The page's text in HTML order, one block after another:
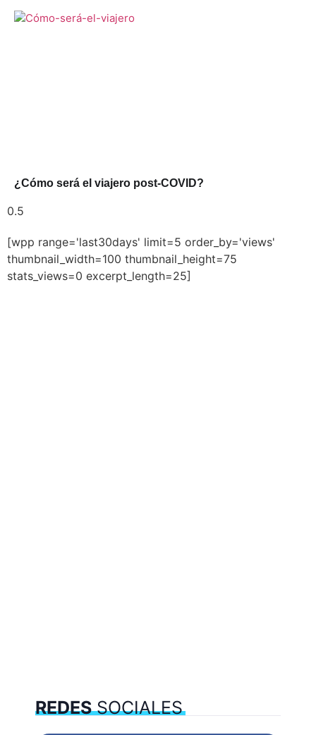
¿Cómo será el viajero post-COVID?
[wpp range='last30days' limit=5 order_by='views'
thumbnail_width=100 thumbnail_height=75
stats_views=0 excerpt_length=25]
REDESSOCIALES